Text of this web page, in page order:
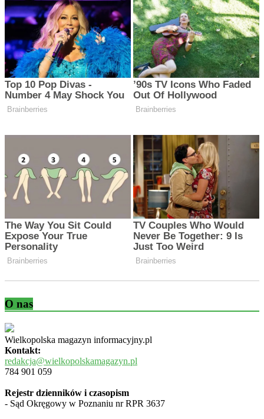
O nas
Wielkopolska magazyn informacyjny.pl
Kontakt:
redakcja@wielkopolskamagazyn.pl
784 901 059
Rejestr dzienników i czasopism
- Sąd Okręgowy w Poznaniu nr RPR 3637